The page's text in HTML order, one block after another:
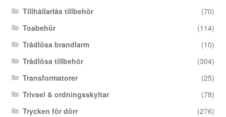
Tillhållarlås tillbehör
(70)
Toabehör
(114)
Trådlösa brandlarm
(10)
Trådlösa tillbehör
(304)
Transformatorer
(25)
Trivsel & ordningsskyltar
(78)
Trycken för dörr
(276)